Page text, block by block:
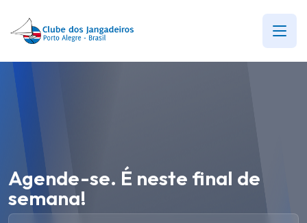
Agende-se. É neste final de
semana!